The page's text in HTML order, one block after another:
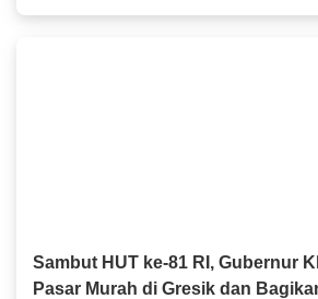
Pertumbuhan Ekonomi Tertinggi
Sambut HUT ke-81 RI, Gubernur
Pasar Murah di Gresik dan